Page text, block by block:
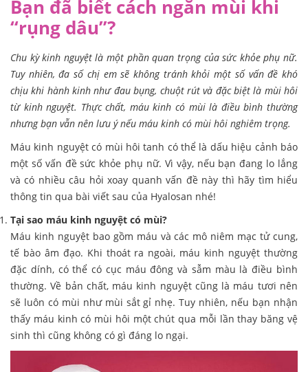
Bạn đã biết cách ngăn mùi khi
“rụng dâu”?
Chu kỳ kinh nguyệt là một phần quan trọng của sức khỏe phụ nữ.
Tuy nhiên, đa số chị em sẽ không tránh khỏi một số vấn đề khó
chịu khi hành kinh như đau bụng, chuột rút và đặc biệt là mùi hôi
từ kinh nguyệt. Thực chất, máu kinh có mùi là điều bình thường
nhưng bạn vẫn nên lưu ý nếu máu kinh có mùi hôi nghiêm trọng.
Máu kinh nguyệt có mùi hôi tanh có thể là dấu hiệu cảnh báo
một số vấn đề sức khỏe phụ nữ. Vì vậy, nếu bạn đang lo lắng
và có nhiều câu hỏi xoay quanh vấn đề này thì hãy tìm hiểu
thông tin qua bài viết sau của Hyalosan nhé!
Tại sao máu kinh nguyệt có mùi?
Máu kinh nguyệt bao gồm máu và các mô niêm mạc tử cung,
tế bào âm đạo. Khi thoát ra ngoài, máu kinh nguyệt thường
đặc dính, có thể có cục máu đông và sẫm màu là điều bình
thường. Về bản chất, máu kinh nguyệt cũng là máu tươi nên
sẽ luôn có mùi như mùi sắt gỉ nhẹ. Tuy nhiên, nếu bạn nhận
thấy máu kinh có mùi hôi một chút qua mỗi lần thay băng vệ
sinh thì cũng không có gì đáng lo ngại.